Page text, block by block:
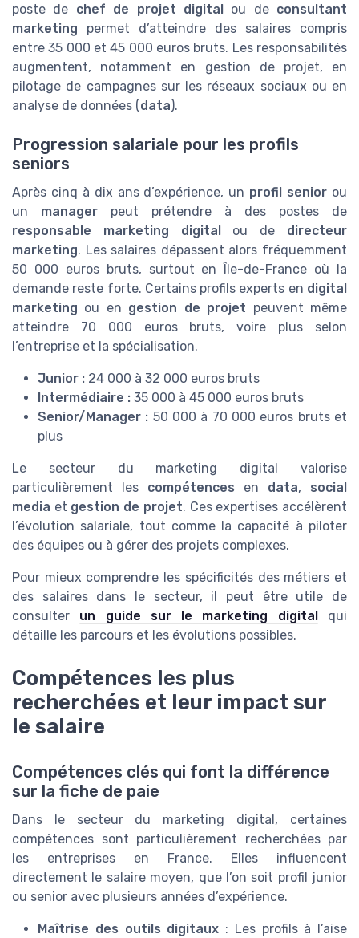
poste de chef de projet digitalou de consultant
marketing permet d’atteindre des salaires compris
entre 35 000 et 45 000 euros bruts. Les responsabilités
augmentent, notamment en gestion de projet, en
pilotage de campagnes sur les réseaux sociaux ou en
analyse de données (data).
Progression salariale pour les profils
seniors
Après cinq à dix ans d’expérience, un profil senior ou
un manager peut prétendre à des postes de
responsable marketing digital
ou de directeur
marketing. Les salaires dépassent alors fréquemment
50 000 euros bruts, surtout en Île-de-France où la
demande reste forte. Certains profils experts en digital
marketing ou en gestion de projet peuvent même
atteindre 70 000 euros bruts, voire plus selon
l’entreprise et la spécialisation.
Junior : 24 000 à 32 000 euros bruts
Intermédiaire : 35 000 à 45 000 euros bruts
Senior/Manager : 50 000 à 70 000 euros bruts et
plus
Le secteur du marketing digital valorise
particulièrement les compétences en data, social
media et gestion de projet. Ces expertises accélèrent
l’évolution salariale, tout comme la capacité à piloter
des équipes ou à gérer des projets complexes.
Pour mieux comprendre les spécificités des métiers et
des salaires dans le secteur, il peut être utile de
consulter un guide sur le marketing digital
qui
détaille les parcours et les évolutions possibles.
Compétences les plus
recherchées et leur impact sur
le salaire
Compétences clés qui font la différence
sur la fiche de paie
Dans le secteur du marketing digital, certaines
compétences sont particulièrement recherchées par
les entreprises en France. Elles influencent
directement le salaire moyen, que l’on soit profil junior
ou senior avec plusieurs années d’expérience.
Maîtrise des outils digitaux : Les profils à l’aise